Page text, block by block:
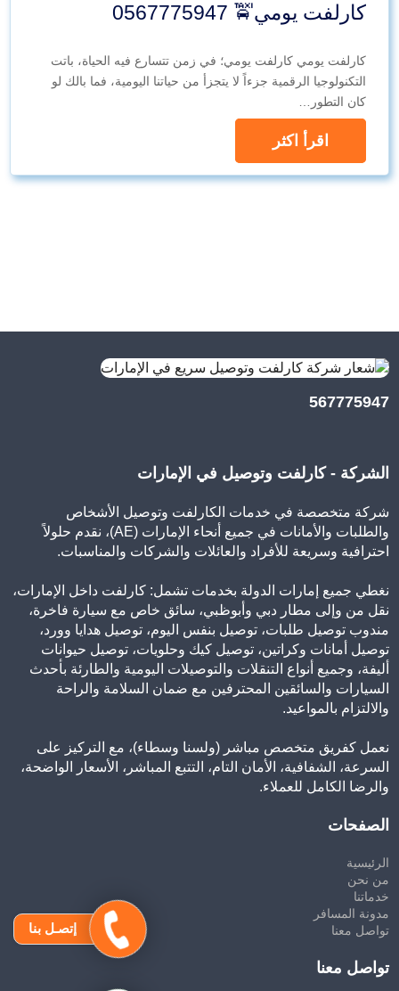
كارلفت يومي🚖 0567775947
كارلفت يومي كارلفت يومي؛ في زمن تتسارع فيه الحياة، باتت
التكنولوجيا الرقمية جزءاً لا يتجزأ من حياتنا اليومية، فما بالك لو
كان التطور…
اقرأ اكثر
567775947
الشركة - كارلفت وتوصيل في الإمارات
شركة متخصصة في خدمات الكارلفت وتوصيل الأشخاص
والطلبات والأمانات في جميع أنحاء الإمارات (AE)، نقدم حلولاً
احترافية وسريعة للأفراد والعائلات والشركات والمناسبات.
نغطي جميع إمارات الدولة بخدمات تشمل: كارلفت داخل الإمارات،
نقل من وإلى مطار دبي وأبوظبي، سائق خاص مع سيارة فاخرة،
مندوب توصيل طلبات، توصيل بنفس اليوم، توصيل هدايا وورد،
توصيل أمانات وكراتين، توصيل كيك وحلويات، توصيل حيوانات
أليفة، وجميع أنواع التنقلات والتوصيلات اليومية والطارئة بأحدث
السيارات والسائقين المحترفين مع ضمان السلامة والراحة
والالتزام بالمواعيد.
نعمل كفريق متخصص مباشر (ولسنا وسطاء)، مع التركيز على
السرعة، الشفافية، الأمان التام، التتبع المباشر، الأسعار الواضحة،
والرضا الكامل للعملاء.
الصفحات
الرئيسية
من نحن
خدماتنا
مدونة المسافر
تواصل معنا
تواصل معنا
إتصـل بنا